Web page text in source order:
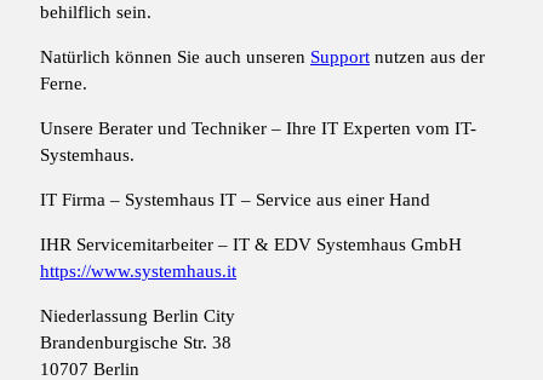
behilflich sein.
Natürlich können Sie auch unseren Support nutzen aus der
Ferne.
Unsere Berater und Techniker – Ihre IT Experten vom IT-
Systemhaus.
IT Firma – Systemhaus IT – Service aus einer Hand
IHR Servicemitarbeiter – IT & EDV Systemhaus GmbH
https://www.systemhaus.it
Niederlassung Berlin City
Brandenburgische Str. 38
10707 Berlin